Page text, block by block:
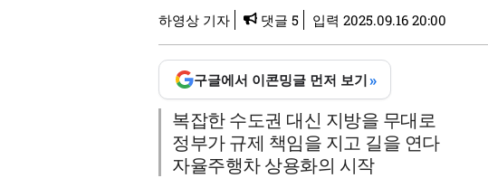
하영상 기자 댓글 5 입력 2025.09.16 20:00
구글에서 이콘밍글 먼저 보기»
복잡한 수도권 대신 지방을 무대로
정부가 규제 책임을 지고 길을 연다
자율주행차 상용화의 시작